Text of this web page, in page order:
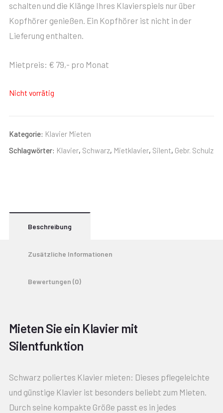
schalten und die Klänge Ihres Klavierspiels nur über
Kopfhörer genießen. Ein Kopfhörer ist nicht in der
Lieferung enthalten.
Mietpreis: € 79,- pro Monat
Nicht vorrätig
Kategorie: Klavier Mieten
Schlagwörter: Klavier, Schwarz, Mietklavier, Silent, Gebr. Schulz
Beschreibung
Zusätzliche Informationen
Bewertungen (0)
Mieten Sie ein Klavier mit
Silentfunktion
Schwarz poliertes Klavier mieten: Dieses pflegeleichte
und günstige Klavier ist besonders beliebt zum Mieten.
Durch seine kompakte Größe passt es in jedes